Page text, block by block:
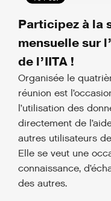
Participez à la
mensuelle sur
de l’IITA !
Organisée le
réunion est
l’utilisation des
directement de
autres utilisateurs
Elle se veut une
connaissance,
des autres.